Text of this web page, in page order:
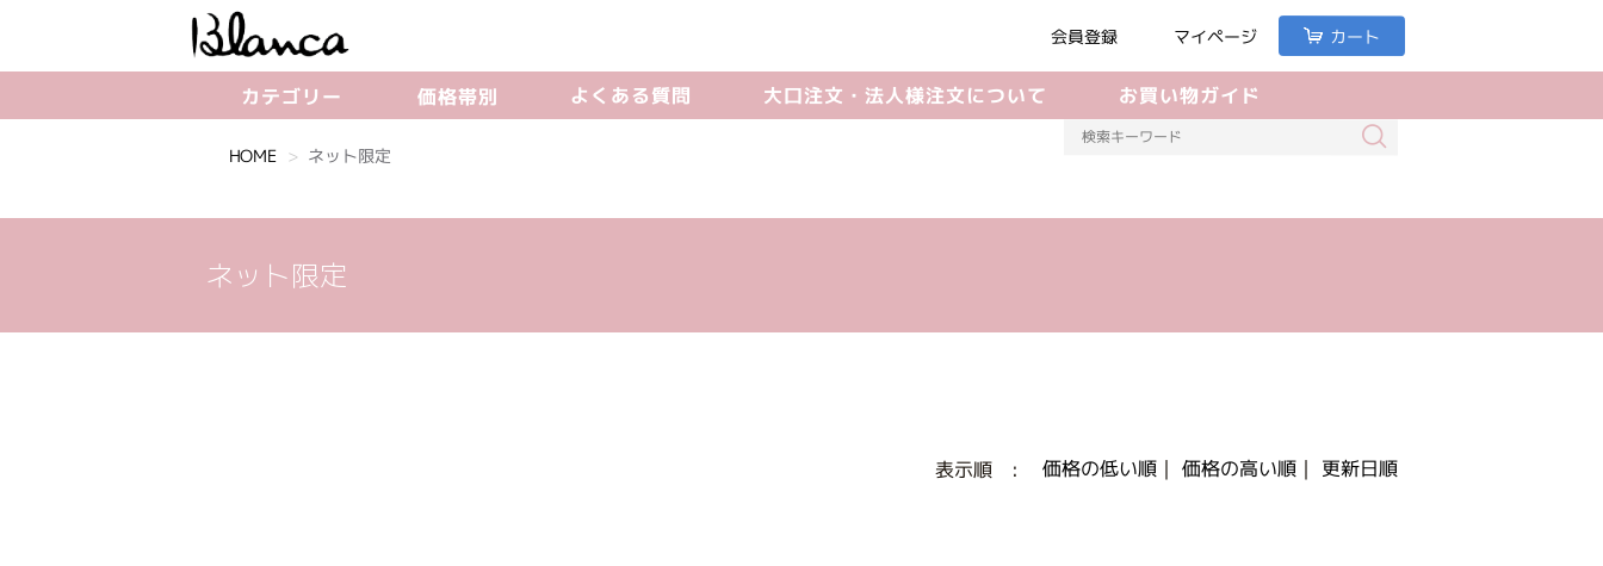
会員登録 マイページ カート
カテゴリー 価格帯別 よくある質問 大口注文・法人様注文について お買い物ガイド
HOME ネット限定
ネット限定
表示順 : 価格の低い順｜価格の高い順｜ 更新日順